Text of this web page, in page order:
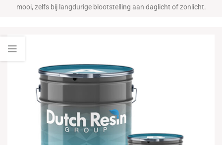
mooi, zelfs bij langdurige blootstelling aan daglicht of zonlicht.